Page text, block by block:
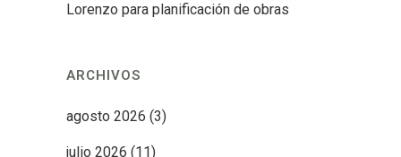
Lorenzo para planificación de obras
ARCHIVOS
agosto 2026 (3)
julio 2026 (11)